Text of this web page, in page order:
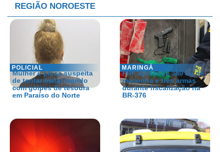
REGIÃO NOROESTE
POLICIAL
Mulher é presa suspeita
de tentar matar marido
com golpes de tesoura
em Paraíso do Norte
MARINGÁ
PRF apreende 380 kg de
maconha e três armas
durante fiscalização na
BR-376